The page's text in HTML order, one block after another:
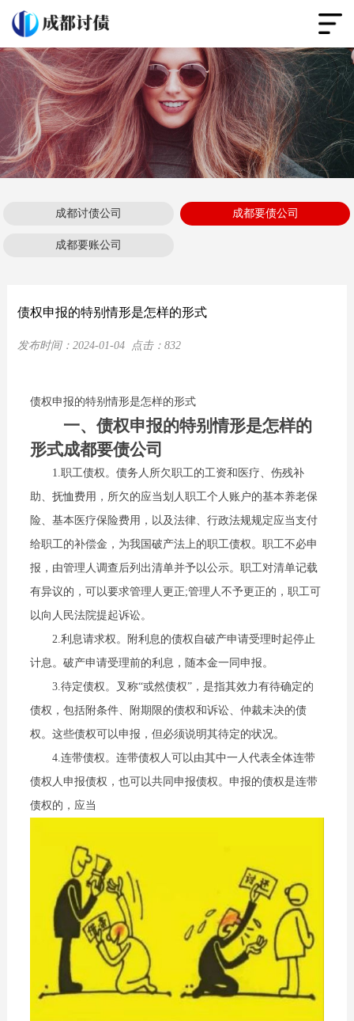
成都讨债公司 成都要债公司
成都要账公司
债权申报的特别情形是怎样的形式
发布时间： 2024-01-04点击： 832
债权申报的特别情形是怎样的形式
一、债权申报的特别情形是怎样的
形式成都要债公司
1.职工债权。债务人所欠职工的工资和医疗、伤残补
助、抚恤费用，所欠的应当划人职工个人账户的基本养老保
险、基本医疗保险费用，以及法律、行政法规规定应当支付
给职工的补偿金，为我国破产法上的职工债权。职工不必申
报，由管理人调查后列出清单并予以公示。职工对清单记载
有异议的，可以要求管理人更正;管理人不予更正的，职工可
以向人民法院提起诉讼。
2.利息请求权。附利息的债权自破产申请受理时起停止
计息。破产申请受理前的利息，随本金一同申报。
3.待定债权。叉称“或然债权”，是指其效力有待确定的
债权，包括附条件、附期限的债权和诉讼、仲裁未决的债
权。这些债权可以申报，但必须说明其待定的状况。
4.连带债权。连带债权人可以由其中一人代表全体连带
债权人申报债权，也可以共同申报债权。申报的债权是连带
债权的，应当